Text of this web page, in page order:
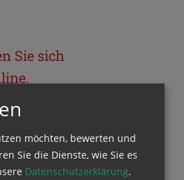
Sie sich
.
möchten, bewerten und
Sie die Dienste, wie Sie es
Datenschutzerklärung.